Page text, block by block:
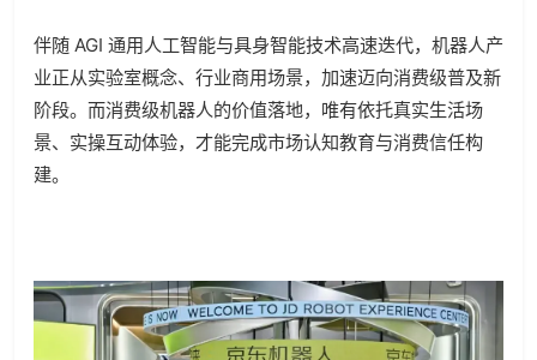
伴随 AGI 通用人工智能与具身智能技术高速迭代，机器人产
业正从实验室概念、行业商用场景，加速迈向消费级普及新
阶段。而消费级机器人的价值落地，唯有依托真实生活场
景、实操互动体验，才能完成市场认知教育与消费信任构
建。